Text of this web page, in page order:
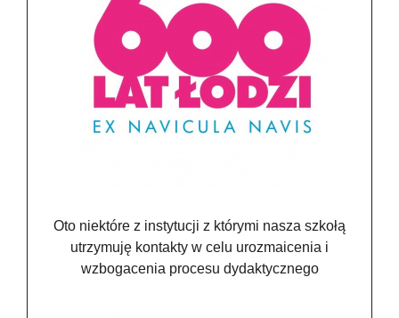
Oto niektóre z instytucji z którymi nasza szkołą
utrzymuję kontakty w celu urozmaicenia i
wzbogacenia procesu dydaktycznego